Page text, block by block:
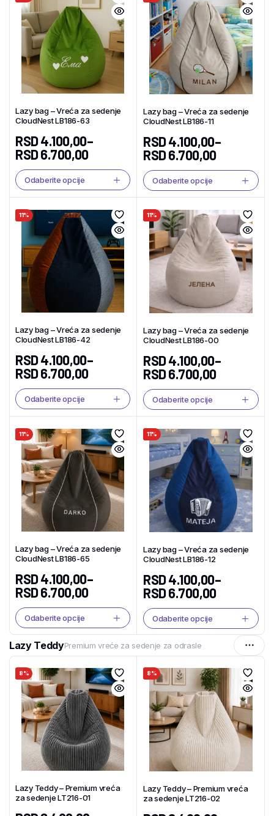
Lazy bag – Vreća za sedenje
CloudNest LB186-63
RSD4.100,00–
RSD6.700,00
Odaberite opcije
Lazy bag – Vreća za sedenje
CloudNest LB186-11
RSD4.100,00–
RSD6.700,00
Odaberite opcije
11%
Lazy bag – Vreća za sedenje
CloudNest LB186-42
RSD4.100,00–
RSD6.700,00
Odaberite opcije
11%
Lazy bag – Vreća za sedenje
CloudNest LB186-00
RSD4.100,00–
RSD6.700,00
Odaberite opcije
11%
Lazy bag – Vreća za sedenje
CloudNest LB186-65
RSD4.100,00–
RSD6.700,00
Odaberite opcije
11%
Lazy bag – Vreća za sedenje
CloudNest LB186-12
RSD4.100,00–
RSD6.700,00
Odaberite opcije
Lazy TeddyPremium vreće za sedenje za odrasle
8%
Lazy Teddy – Premium vreća
za sedenje LT216-01
8%
Lazy Teddy – Premium vreća
za sedenje LT216-02